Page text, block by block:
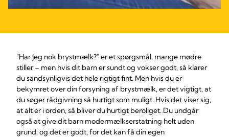
"Har jeg nok brystmælk?" er et spørgsmål, mange mødre
stiller – men hvis dit barn er sundt og vokser godt, så klarer
du sandsynligvis det hele rigtigt fint. Men hvis du er
bekymret over din forsyning af brystmælk, er det vigtigt, at
du søger rådgivning så hurtigt som muligt. Hvis det viser sig,
at alt er i orden, så bliver du hurtigt beroliget. Du undgår
også at give dit barn modermælkserstatning helt uden
grund, og det er godt, for det kan få din egen